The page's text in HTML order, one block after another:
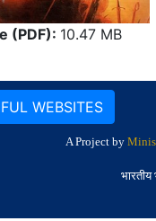
(PDF): 10.47 MB
WEBSITES
A Project by
भारतीय